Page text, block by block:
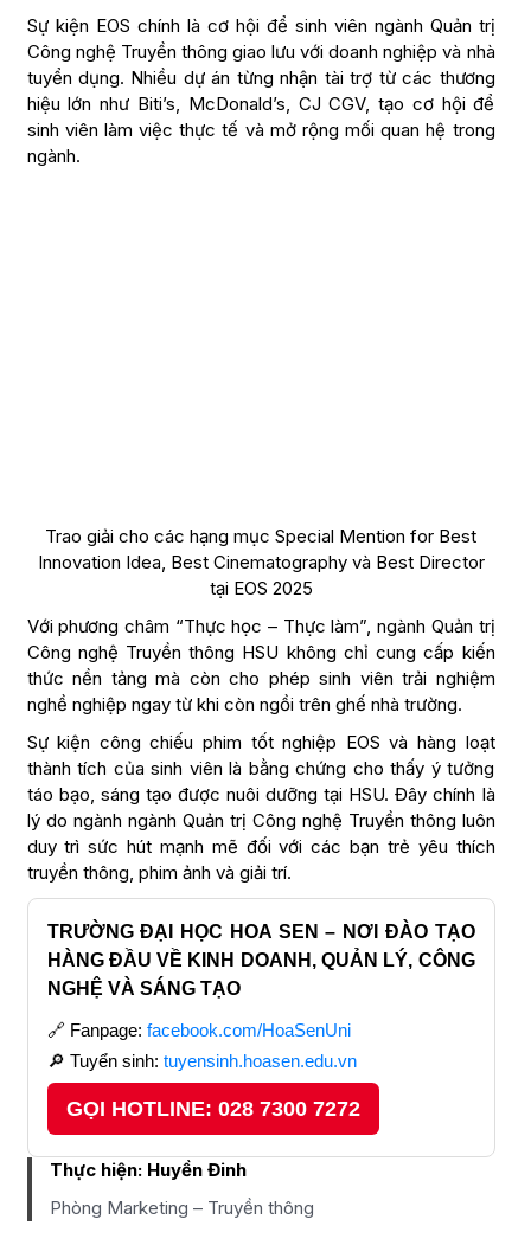
Sự kiện EOS chính là cơ hội để sinh viên ngành Quản trị
Công nghệ Truyền thông giao lưu với doanh nghiệp và nhà
tuyển dụng. Nhiều dự án từng nhận tài trợ từ các thương
hiệu lớn như Biti’s, McDonald’s, CJ CGV, tạo cơ hội để
sinh viên làm việc thực tế và mở rộng mối quan hệ trong
ngành.
Trao giải cho các hạng mục Special Mention for Best
Innovation Idea, Best Cinematography và Best Director
tại EOS 2025
Với phương châm “Thực học – Thực làm”, ngành Quản trị
Công nghệ Truyền thông HSU không chỉ cung cấp kiến
thức nền tảng mà còn cho phép sinh viên trải nghiệm
nghề nghiệp ngay từ khi còn ngồi trên ghế nhà trường.
Sự kiện công chiếu phim tốt nghiệp EOS và hàng loạt
thành tích của sinh viên là bằng chứng cho thấy ý tưởng
táo bạo, sáng tạo được nuôi dưỡng tại HSU. Đây chính là
lý do ngành ngành Quản trị Công nghệ Truyền thông luôn
duy trì sức hút mạnh mẽ đối với các bạn trẻ yêu thích
truyền thông, phim ảnh và giải trí.
TRƯỜNG ĐẠI HỌC HOA SEN – NƠI ĐÀO TẠO
HÀNG ĐẦU VỀ KINH DOANH, QUẢN LÝ, CÔNG
NGHỆ VÀ SÁNG TẠO
🔗 Fanpage: facebook.com/HoaSenUni
🔎 Tuyển sinh: tuyensinh.hoasen.edu.vn
GỌI HOTLINE: 028 7300 7272
Thực hiện: Huyền Đinh
Phòng Marketing – Truyền thông